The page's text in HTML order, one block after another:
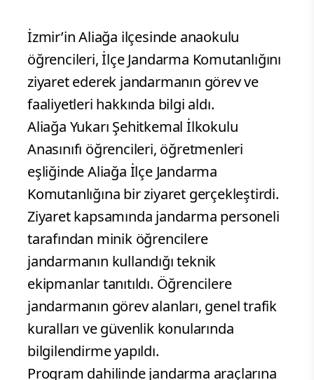
İzmir’in Aliağa ilçesinde anaokulu
öğrencileri, İlçe Jandarma Komutanlığını
ziyaret ederek jandarmanın görev ve
faaliyetleri hakkında bilgi aldı.
Aliağa Yukarı Şehitkemal İlkokulu
Anasınıfı öğrencileri, öğretmenleri
eşliğinde Aliağa İlçe Jandarma
Komutanlığına bir ziyaret gerçekleştirdi.
Ziyaret kapsamında jandarma personeli
tarafından minik öğrencilere
jandarmanın kullandığı teknik
ekipmanlar tanıtıldı. Öğrencilere
jandarmanın görev alanları, genel trafik
kuralları ve güvenlik konularında
bilgilendirme yapıldı.
Program dahilinde jandarma araçlarına